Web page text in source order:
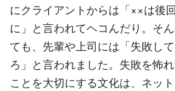
にクライアントからは「××は後
に」と言われてヘコんだり。そ
ても、先輩や上司には「失敗し
ろ」と言われました。失敗を怖
ことを大切にする文化は、ネッ